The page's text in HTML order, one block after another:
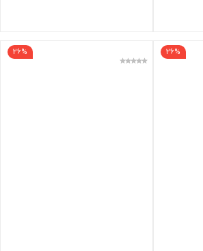
26%
26%